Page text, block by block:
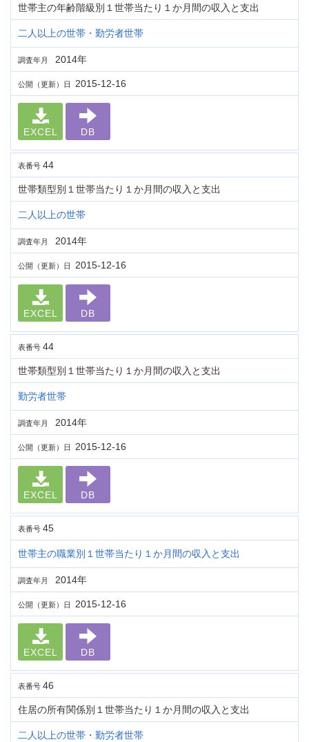
世帯主の年齢階級別１世帯当たり１か月間の収入と支出
二人以上の世帯・勤労者世帯
調査年月 2014年
公開（更新）日 2015-12-16
EXCEL DB
表番号 44
世帯類型別１世帯当たり１か月間の収入と支出
二人以上の世帯
調査年月 2014年
公開（更新）日 2015-12-16
EXCEL DB
表番号 44
世帯類型別１世帯当たり１か月間の収入と支出
勤労者世帯
調査年月 2014年
公開（更新）日 2015-12-16
EXCEL DB
表番号 45
世帯主の職業別１世帯当たり１か月間の収入と支出
調査年月 2014年
公開（更新）日 2015-12-16
EXCEL DB
表番号 46
住居の所有関係別１世帯当たり１か月間の収入と支出
二人以上の世帯・勤労者世帯